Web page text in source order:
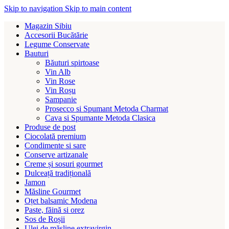
Skip to navigation Skip to main content
Magazin Sibiu
Accesorii Bucătărie
Legume Conservate
Bauturi
Băuturi spirtoase
Vin Alb
Vin Rose
Vin Roșu
Sampanie
Prosecco si Spumant Metoda Charmat
Cava si Spumante Metoda Clasica
Produse de post
Ciocolată premium
Condimente si sare
Conserve artizanale
Creme și sosuri gourmet
Dulceață tradițională
Jamon
Măsline Gourmet
Oțet balsamic Modena
Paste, făină si orez
Sos de Roșii